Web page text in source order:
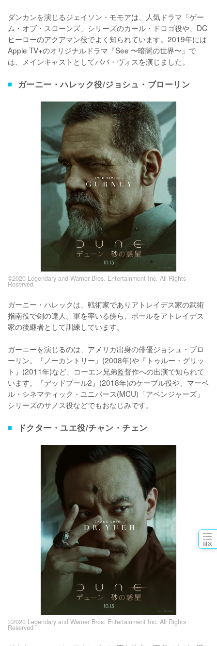
目次
ダンカンを演じるジェイソン・モモアは、人気ドラマ「ゲー
ム・オブ・スローンズ」シリーズのカール・ドロゴ役や、DC
ヒーローのアクアマン役でよく知られています。2019年には
Apple TV+のオリジナルドラマ『See 〜暗闇の世界〜』で
は、メインキャストとしてババ・ヴォスを演じました。
ガーニー・ハレック役/ジョシュ・ブローリン
©2020 Legendary and Warner Bros. Entertainment Inc. All Rights
Reserved
ガーニー・ハレックは、戦術家でありアトレイデス家の武術
指南役で剣の達人。軍を率いる傍ら、ポールをアトレイデス
家の後継者として訓練しています。
ガーニーを演じるのは、アメリカ出身の俳優ジョシュ・ブロ
ーリン。『ノーカントリー』(2008年)や『トゥルー・グリッ
ト』(2011年)など、コーエン兄弟監督作への出演で知られて
います。『デッドプール2』(2018年)のケーブル役や、マーベ
ル・シネマティック・ユニバース(MCU)「アベンジャーズ」
シリーズのサノス役などでもおなじみです。
ドクター・ユエ役/チャン・チェン
©2020 Legendary and Warner Bros. Entertainment Inc. All Rights
Reserved